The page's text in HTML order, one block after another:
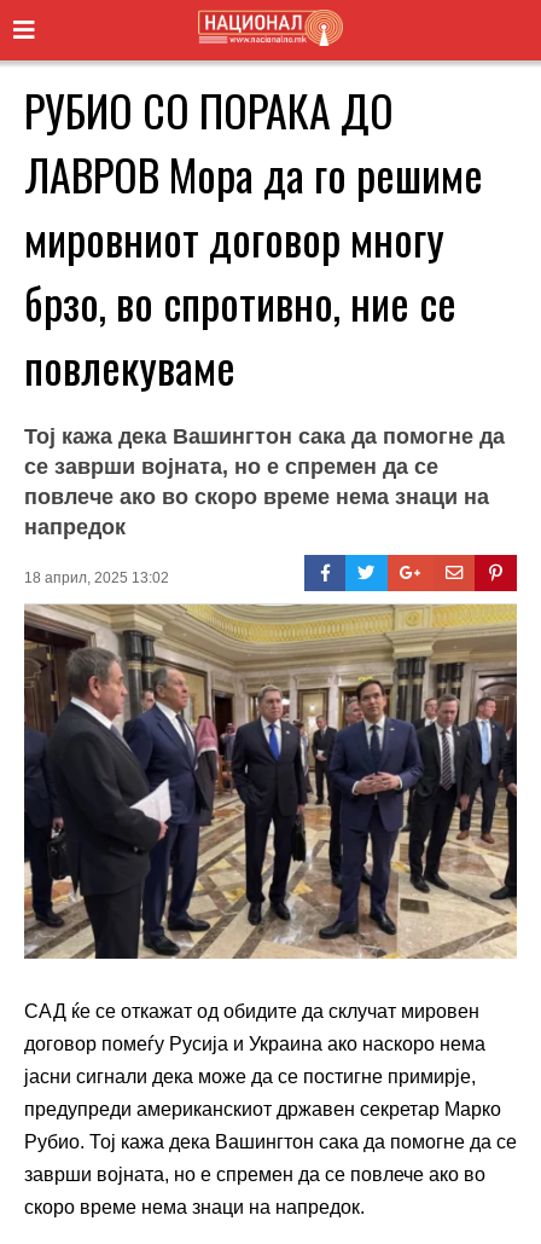
РУБИО СО ПОРАКА ДО
ЛАВРОВ Мора да го решиме
мировниот договор многу
брзо, во спротивно, ние се
повлекуваме
Тој кажа дека Вашингтон сака да помогне да
се заврши војната, но е спремен да се
повлече ако во скоро време нема знаци на
напредок
18 април, 2025 13:02
САД ќе се откажат од обидите да склучат мировен
договор помеѓу Русија и Украина ако наскоро нема
јасни сигнали дека може да се постигне примирје,
предупреди американскиот државен секретар Марко
Рубио. Тој кажа дека Вашингтон сака да помогне да се
заврши војната, но е спремен да се повлече ако во
скоро време нема знаци на напредок.